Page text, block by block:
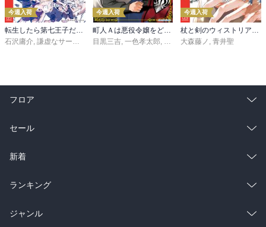
今週入荷
石沢庸介 謙虚なサークル メル。
今週入荷
目黒三吉 一色孝太郎 Parum
今週入荷
大森藤ノ 青井聖
フロア
総合
ラノベ
雑誌・グラビア
BL・TL
セール
総合
ラノベ
雑誌・グラビア
新着
総合
ラノベ
ランキング
総合
ジャンル